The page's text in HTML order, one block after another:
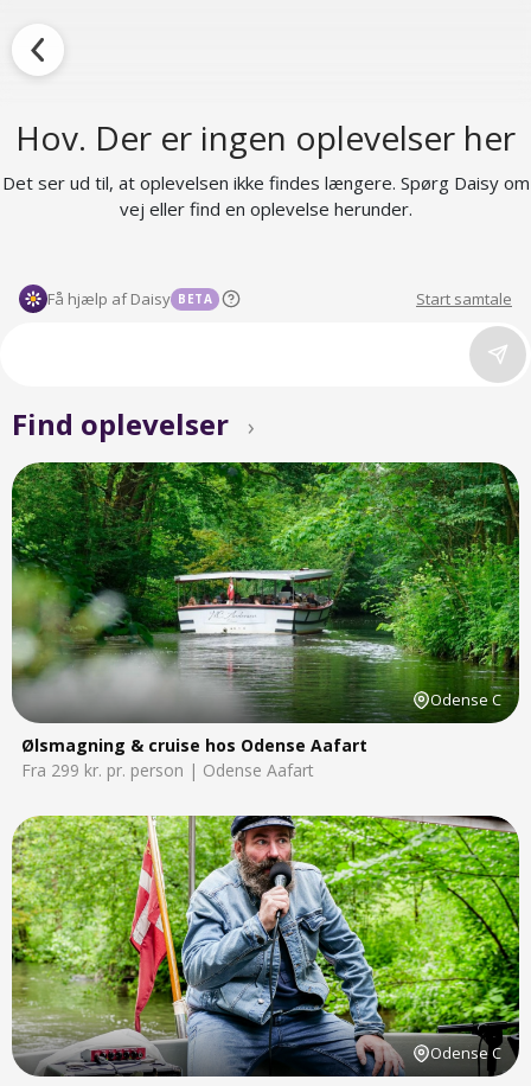
Hov. Der er ingen oplevelser her
Det ser ud til, at oplevelsen ikke findes længere. Spørg Daisy om
vej eller find en oplevelse herunder.
Få hjælp af Daisy BETA Start samtale
Find oplevelser ›
Odense C
Ølsmagning & cruise hos Odense Aafart
Fra 299 kr. pr. person | Odense Aafart
Odense C